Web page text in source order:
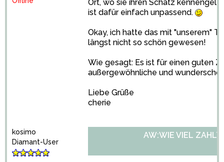
Ort, wo sie ihren Schatz
ist dafür einfach unpassend.
Okay, ich hatte das mit "unserem"
längst nicht so schön gewesen!
Wie gesagt: Es ist für einen guten
außergewöhnliche und
Liebe Grüße
cherie
kosimo
Diamant-User
AW:WIE VIEL ZAHLT